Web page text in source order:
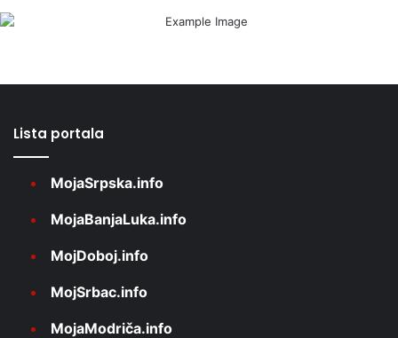
Lista portala
MojaSrpska.info
MojaBanjaLuka.info
MojDoboj.info
MojSrbac.info
MojaModriča.info